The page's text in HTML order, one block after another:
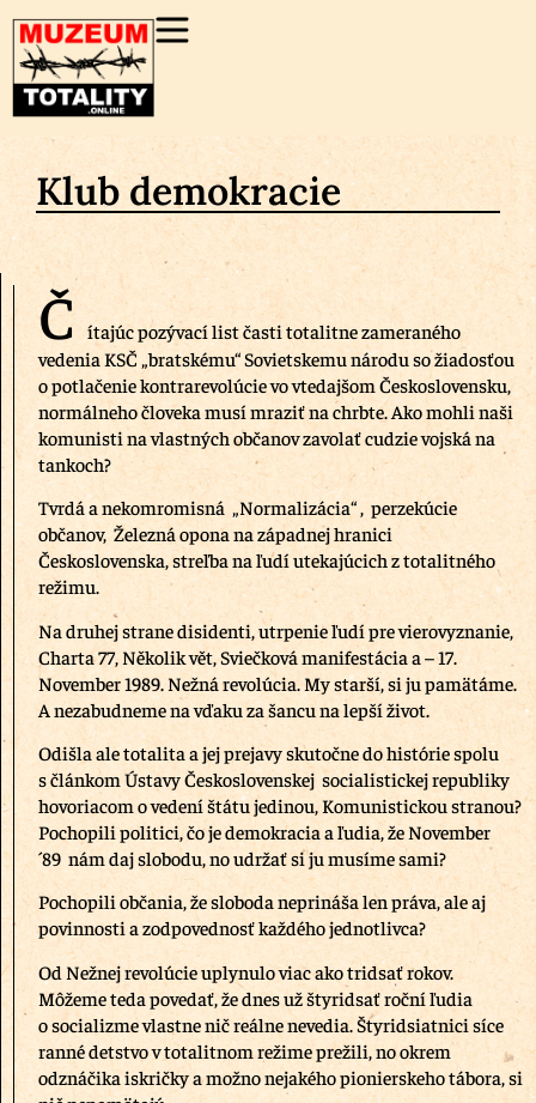
Klub demokracie
Č ítajúc pozývací list časti totalitne zameraného
vedenia KSČ „bratskému“ Sovietskemu národu so žiadosťou
o potlačenie kontrarevolúcie vo vtedajšom Československu,
normálneho človeka musí mraziť na chrbte. Ako mohli naši
komunisti na vlastných občanov zavolať cudzie vojská na
tankoch?
Tvrdá a nekomromisná „Normalizácia“ , perzekúcie
občanov, Železná opona na západnej hranici
Československa, streľba na ľudí utekajúcich z totalitného
režimu.
Na druhej strane disidenti, utrpenie ľudí pre vierovyznanie,
Charta 77, Několik vět, Sviečková manifestácia a – 17.
November 1989. Nežná revolúcia. My starší, si ju pamätáme.
A nezabudneme na vďaku za šancu na lepší život.
Odišla ale totalita a jej prejavy skutočne do histórie spolu
s článkom Ústavy Československej socialistickej republiky
hovoriacom o vedení štátu jedinou, Komunistickou stranou?
Pochopili politici, čo je demokracia a ľudia, že November
´89 nám daj slobodu, no udržať si ju musíme sami?
Pochopili občania, že sloboda neprináša len práva, ale aj
povinnosti a zodpovednosť každého jednotlivca?
Od Nežnej revolúcie uplynulo viac ako tridsať rokov.
Môžeme teda povedať, že dnes už štyridsať roční ľudia
o socializme vlastne nič reálne nevedia. Štyridsiatnici síce
ranné detstvo v totalitnom režime prežili, no okrem
odznáčika iskričky a možno nejakého pionierskeho tábora, si